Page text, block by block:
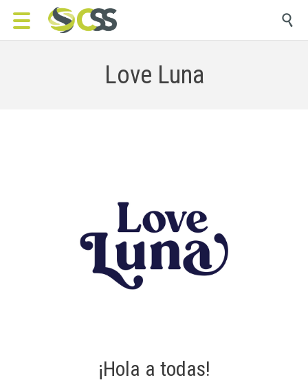

Love Luna
¡Hola a todas!